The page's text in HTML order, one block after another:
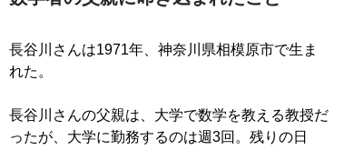
長谷川さんは1971年、神奈川県相模原市で生ま
れた。
長谷川さんの父親は、大学で数学を教える教授だ
ったが、大学に勤務するのは週3回。残りの日